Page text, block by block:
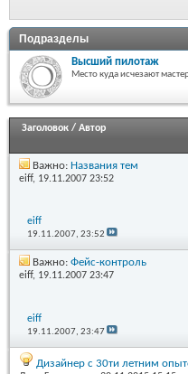
Подразделы
Высший пилотаж
Место куда исчезают
Заголовок / Автор
Важно: Названия тем
eiff, 19.11.2007 23:52
eiff
19.11.2007,23:52
Важно: Фейс-контроль
eiff, 19.11.2007 23:47
eiff
19.11.2007,23:47
Дизайнер с 30ти летним